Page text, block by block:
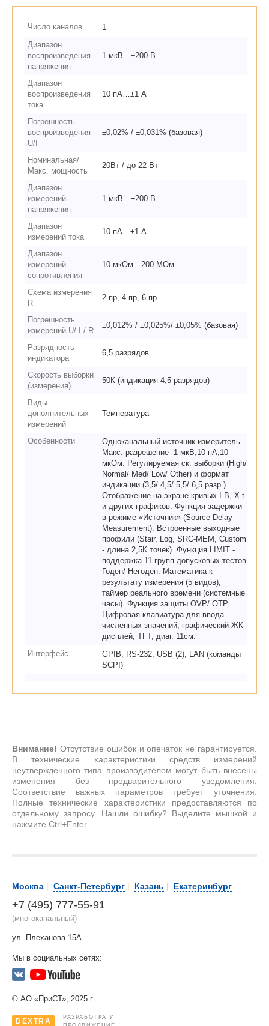
Число каналов
1
Диапазон
воспроизведения
напряжения
1 мкВ…±200 В
Диапазон
воспроизведения
тока
10 пА…±1 А
Погрешность
воспроизведения
U/I
±0,02% / ±0,031% (базовая)
Номинальная/
Макс. мощность
20Вт / до 22 Вт
Диапазон
измерений
напряжения
1 мкВ…±200 В
Диапазон
измерений тока
10 пА…±1 А
Диапазон
измерений
сопротивления
10 мкОм…200 МОм
Схема измерения
R
2 пр, 4 пр, 6 пр
Погрешность
измерений U/ I / R
±0,012% / ±0,025%/ ±0,05% (базовая)
Разрядность
индикатора
6,5 разрядов
Скорость выборки
(измерения)
50К (индикация 4,5 разрядов)
Виды
дополнительных
измерений
Температура
Особенности
Одноканальный источник-измеритель.
Макс. разрешение -1 мкВ,10 пА,10
мкОм. Регулируемая ск. выборки (High/
Normal/ Med/ Low/ Other) и формат
индикации (3,5/ 4,5/ 5,5/ 6,5 разр.).
Отображение на экране кривых I-В, X-t
и других графиков. Функция задержки
в режиме «Источник» (Source Delay
Measurement). Встроенные выходные
профили (Stair, Log, SRC-MEM, Custom
- длина 2,5К точек). Функция LIMIT -
поддержка 11 групп допусковых тестов
Годен/ Негоден. Математика к
результату измерения (5 видов),
таймер реального времени (системные
часы). Функция защиты OVP/ OTP.
Цифровая клавиатура для ввода
численных значений, графический ЖК-
дисплей, TFT, диаг. 11см.
Интерфейс
GPIB, RS-232, USB (2), LAN (команды
SCPI)
Внимание! Отсутствие ошибок и опечаток не гарантируется.
В технические характеристики средств измерений
неутвержденного типа производителем могут быть внесены
изменения без предварительного уведомления.
Соответствие важных параметров требует уточнения.
Полные технические характеристики предоставляются по
отдельному запросу. Нашли ошибку? Выделите мышкой и
нажмите Ctrl+Enter.
Москва | Санкт-Петербург | Казань | Екатеринбург
+7 (495) 777-55-91
(многоканальный)
ул. Плеханова 15А
Мы в социальных сетях:
© АО «ПриСТ», 2025 г.
DEXTRA
РАЗРАБОТКА И